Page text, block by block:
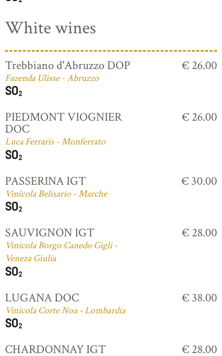
White wines
Trebbiano d'Abruzzo DOP
Fazenda Ulisse - Abruzzo
€ 26.00
PIEDMONT VIOGNIER
DOC
Luca Ferraris - Monferrato
€ 26.00
PASSERINA IGT
Vinícola Belisario - Marche
€ 30.00
SAUVIGNON IGT
Vinícola Borgo Canedo Gigli -
Veneza Giulia
€ 28.00
LUGANA DOC
Vinícola Corte Noa - Lombardia
€ 38.00
CHARDONNAY IGT € 28.00